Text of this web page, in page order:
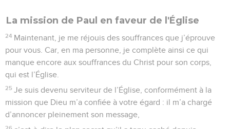
La mission de Paul en faveur de l'Église
24 Maintenant, je me réjouis des souffrances que j’éprouve
pour vous. Car, en ma personne, je complète ainsi ce qui
manque encore aux souffrances du Christ pour son corps,
qui est l’Église.
25 Je suis devenu serviteur de l’Église, conformément à la
mission que Dieu m’a confiée à votre égard : il m’a chargé
d’annoncer pleinement son message,
26